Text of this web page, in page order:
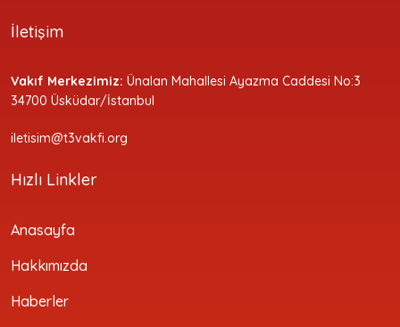
İletişim
Vakıf Merkezimiz: Ünalan Mahallesi Ayazma Caddesi No:3
34700 Üsküdar/İstanbul
iletisim@t3vakfi.org
Hızlı Linkler
Anasayfa
Hakkımızda
Haberler